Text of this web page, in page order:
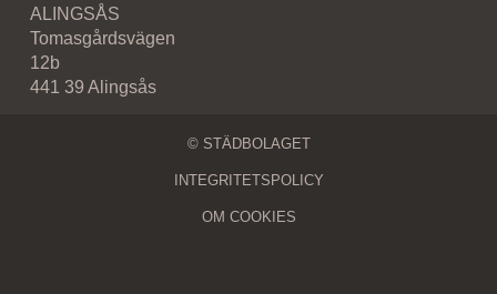
ALINGSÅS
Tomasgårdsvägen
12b
441 39 Alingsås
© STÄDBOLAGET
INTEGRITETSPOLICY
OM COOKIES